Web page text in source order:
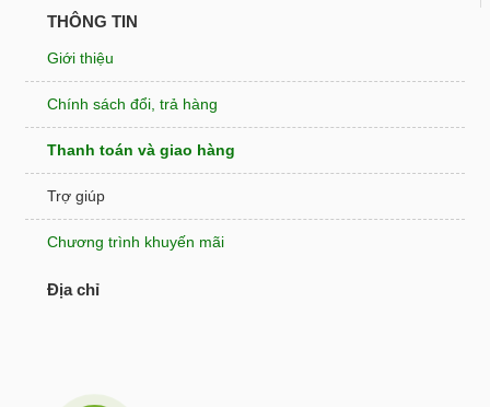
THÔNG TIN
Giới thiệu
Chính sách đổi, trả hàng
Thanh toán và giao hàng
Trợ giúp
Chương trình khuyến mãi
Địa chỉ